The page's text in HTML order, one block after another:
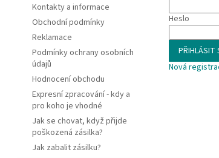
Kontakty a informace
Obchodní podmínky
Reklamace
Podmínky ochrany osobních
údajů
Hodnocení obchodu
Expresní zpracování - kdy a
pro koho je vhodné
Jak se chovat, když přijde
poškozená zásilka?
Jak zabalit zásilku?
Heslo
PŘIHLÁSIT
Nová